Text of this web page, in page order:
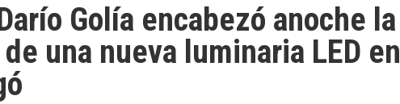
Golía encabezó anoche la
una nueva luminaria LED en